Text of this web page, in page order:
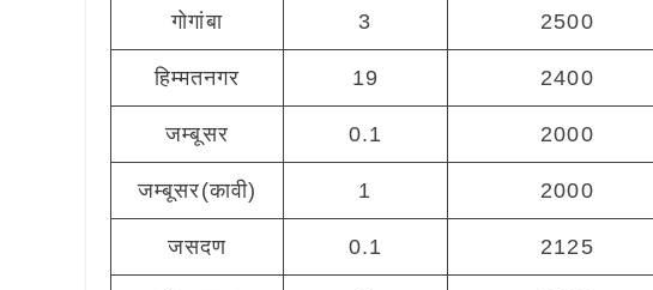
गोगांबा 3 2500
हिम्मतनगर 19 2400
जम्बूसर 0.1 2000
जम्बूसर(कावी) 1 2000
जसदण 0.1 2125